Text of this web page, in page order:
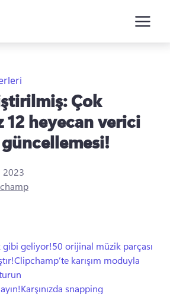
Çok
12 heyecan verici
2023
gibi geliyor!50 orijinal müzik parçası
karışım moduyla
snapping